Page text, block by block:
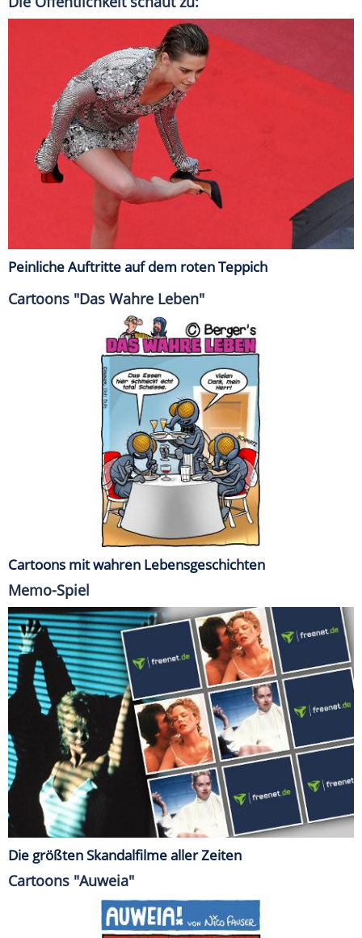
Peinliche Auftritte auf dem roten Teppich
Cartoons "Das Wahre Leben"
Cartoons mit wahren Lebensgeschichten
Memo-Spiel
Die größten Skandalfilme aller Zeiten
Cartoons "Auweia"